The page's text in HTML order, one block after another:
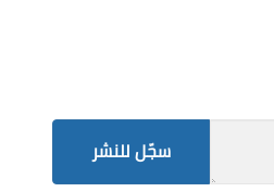
سجّل للنشر